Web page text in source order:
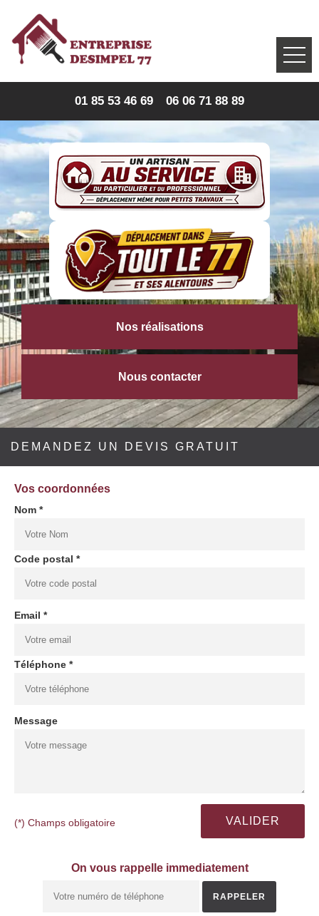
01 85 53 46 69 06 06 71 88 89
Nos réalisations
Nous contacter
DEMANDEZ UN DEVIS GRATUIT
Vos coordonnées
Nom *
Code postal *
Email *
Téléphone *
Message
(*) Champs obligatoire
On vous rappelle immediatement